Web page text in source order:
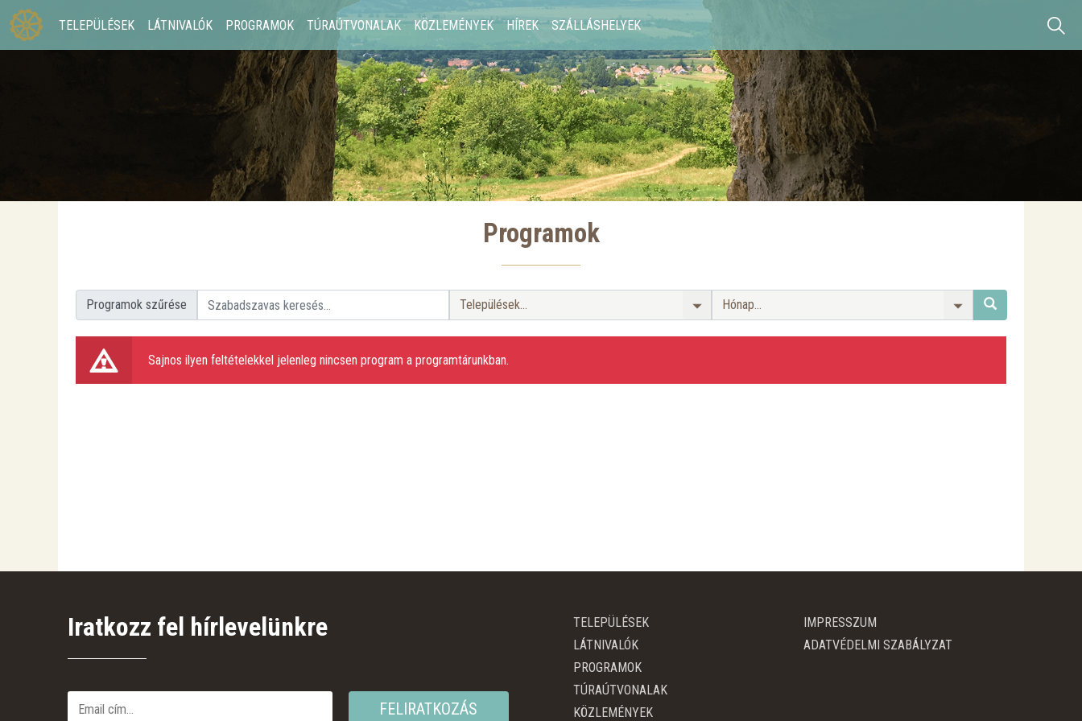
TELEPÜLÉSEK LÁTNIVALÓK PROGRAMOK TÚRAÚTVONALAK KÖZLEMÉNYEK HÍREK SZÁLLÁSHELYEK
Programok
Programok szűrése
Sajnos ilyen feltételekkel jelenleg nincsen program a programtárunkban.
Iratkozz fel hírlevelünkre
FELIRATKOZÁS
TELEPÜLÉSEK
LÁTNIVALÓK
PROGRAMOK
TÚRAÚTVONALAK
KÖZLEMÉNYEK
IMPRESSZUM
ADATVÉDELMI SZABÁLYZAT